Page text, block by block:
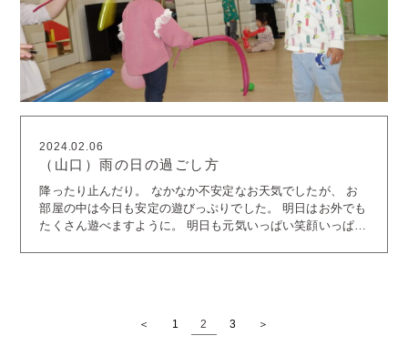
とのお買い物を思い出したりもしたことでしょう。 帰園した
時には「これ買ってきたよ」とキラキラのお顔でお野菜を渡
してくれました。 そしてお給食のお野菜をいつもよりたくさ
ん食べる姿もみられたようですよ
2024.02.06
（山口）雨の日の過ごし方
降ったり止んだり。 なかなか不安定なお天気でしたが、 お
部屋の中は今日も安定の遊びっぷりでした。 明日はお外でも
たくさん遊べますように。 明日も元気いっぱい笑顔いっぱい
＜ 1 2 3 ＞